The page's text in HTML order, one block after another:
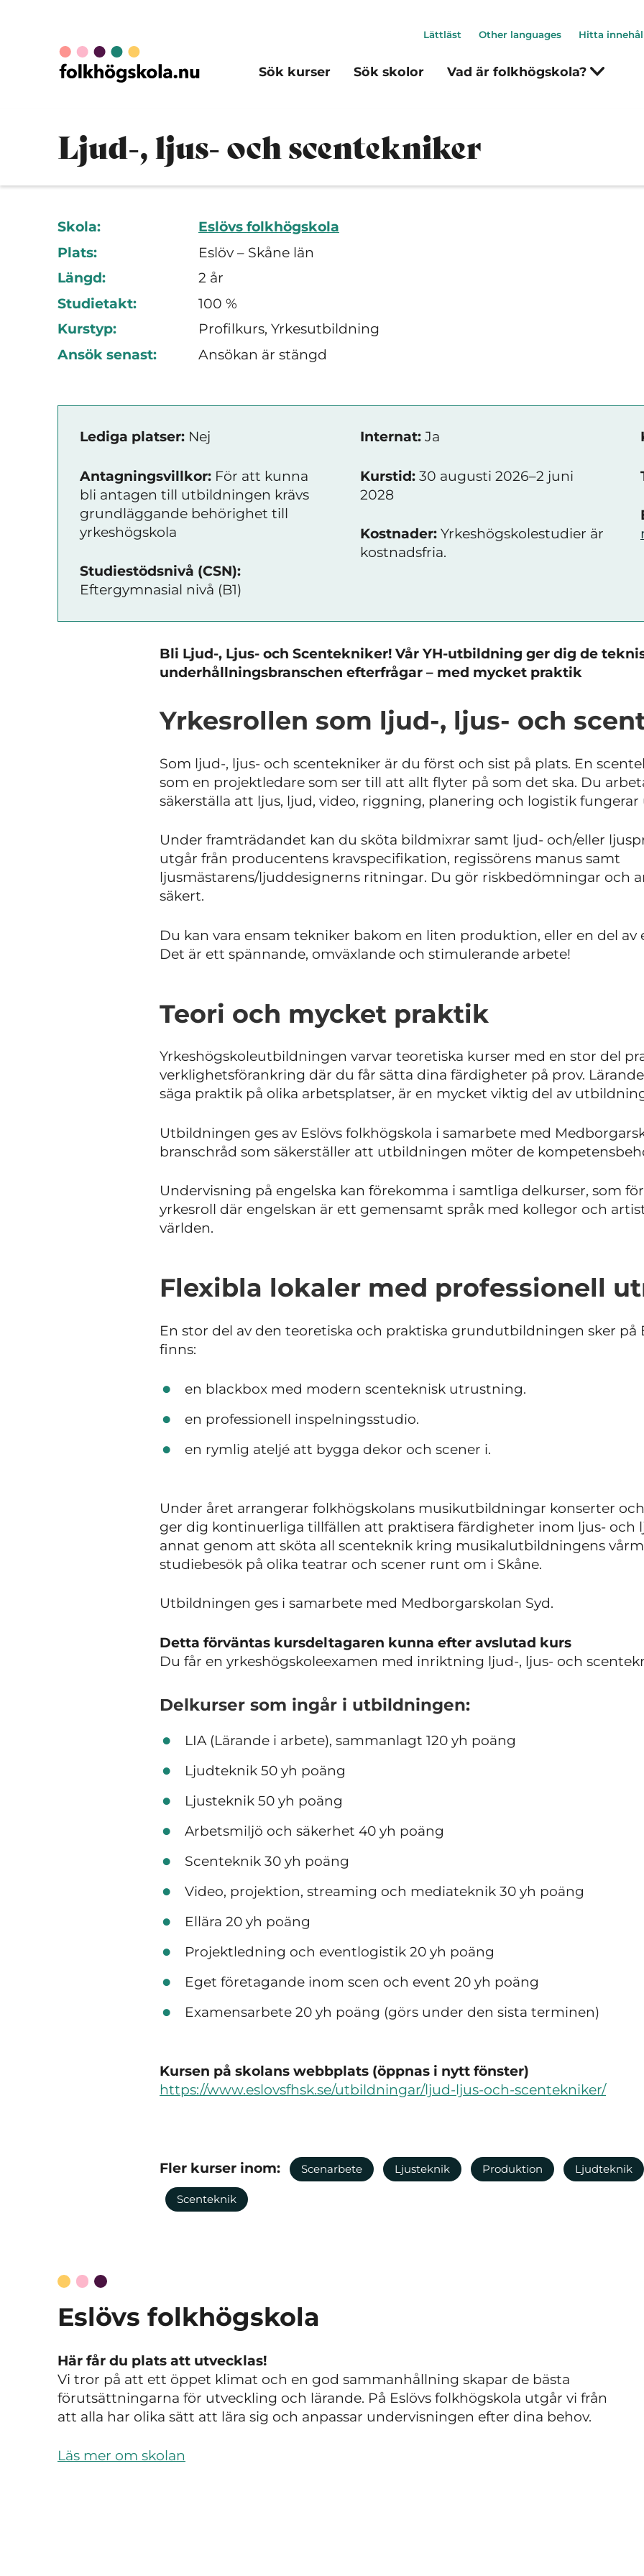
Sök kurser Sök skolor Vad är folkhögskola?
Lättläst Other languages Hitta
Ljud-, ljus- och scentekniker
Skola:
Eslövs folkhögskola
Plats:
Eslöv – Skåne län
Längd:
2 år
Studietakt:
100 %
Kurstyp:
Profilkurs, Yrkesutbildning
Ansök senast:
Ansökan är stängd
Lediga platser: Nej
Antagningsvillkor: För att kunna
bli antagen till utbildningen krävs
grundläggande behörighet till
yrkeshögskola
Studiestödsnivå (CSN):
Eftergymnasial nivå (B1)
Internat: Ja
Kurstid: 30 augusti 2026–2 juni
2028
Kostnader: Yrkeshögskolestudier är
kostnadsfria.
Bli Ljud-, Ljus- och Scentekniker! Vår YH-utbildning ger dig de
underhållningsbranschen efterfrågar – med mycket praktik
Yrkesrollen som ljud-, ljus- och
Som ljud-, ljus- och scentekniker är du först och sist på plats. En
som en projektledare som ser till att allt flyter på som det ska. Du
säkerställa att ljus, ljud, video, riggning, planering och logistik
Under framträdandet kan du sköta bildmixrar samt ljud- och/eller
utgår från producentens kravspecifikation, regissörens manus samt
ljusmästarens/ljuddesignerns ritningar. Du gör riskbedömningar och
säkert.
Du kan vara ensam tekniker bakom en liten produktion, eller en del
Det är ett spännande, omväxlande och stimulerande arbete!
Teori och mycket praktik
Yrkeshögskoleutbildningen varvar teoretiska kurser med en stor del
verklighetsförankring där du får sätta dina färdigheter på prov.
säga praktik på olika arbetsplatser, är en mycket viktig del av
Utbildningen ges av Eslövs folkhögskola i samarbete med
branschråd som säkerställer att utbildningen möter de
Undervisning på engelska kan förekomma i samtliga delkurser, som
yrkesroll där engelskan är ett gemensamt språk med kollegor och
världen.
Flexibla lokaler med professionell
En stor del av den teoretiska och praktiska grundutbildningen sker på
finns:
en blackbox med modern scenteknisk utrustning.
en professionell inspelningsstudio.
en rymlig ateljé att bygga dekor och scener i.
Under året arrangerar folkhögskolans musikutbildningar konserter
ger dig kontinuerliga tillfällen att praktisera färdigheter inom ljus- och
annat genom att sköta all scenteknik kring musikalutbildningens
studiebesök på olika teatrar och scener runt om i Skåne.
Utbildningen ges i samarbete med Medborgarskolan Syd.
Detta förväntas kursdeltagaren kunna efter avslutad kurs
Du får en yrkeshögskoleexamen med inriktning ljud-, ljus- och
Delkurser som ingår i utbildningen:
LIA (Lärande i arbete), sammanlagt 120 yh poäng
Ljudteknik 50 yh poäng
Ljusteknik 50 yh poäng
Arbetsmiljö och säkerhet 40 yh poäng
Scenteknik 30 yh poäng
Video, projektion, streaming och mediateknik 30 yh poäng
Ellära 20 yh poäng
Projektledning och eventlogistik 20 yh poäng
Eget företagande inom scen och event 20 yh poäng
Examensarbete 20 yh poäng (görs under den sista terminen)
Kursen på skolans webbplats (öppnas i nytt fönster)
https://www.eslovsfhsk.se/utbildningar/ljud-ljus-och-scentekniker/
Fler kurser inom: Scenarbete Ljusteknik Produktion Ljudteknik
Scenteknik
Eslövs folkhögskola
Här får du plats att utvecklas!
Vi tror på att ett öppet klimat och en god sammanhållning skapar de bästa
förutsättningarna för utveckling och lärande. På Eslövs folkhögskola utgår vi från
att alla har olika sätt att lära sig och anpassar undervisningen efter dina behov.
Läs mer om skolan